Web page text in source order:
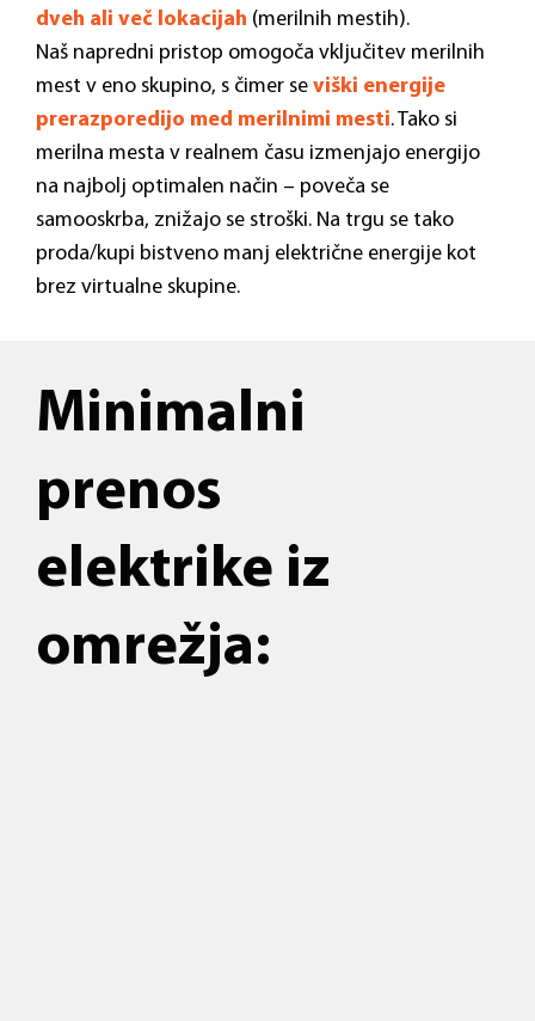
dveh ali več lokacijah (merilnih mestih).
Naš napredni pristop omogoča vključitev merilnih
mest v eno skupino, s čimer se viški energije
prerazporedijo med merilnimi mesti. Tako si
merilna mesta v realnem času izmenjajo energijo
na najbolj optimalen način – poveča se
samooskrba, znižajo se stroški. Na trgu se tako
proda/kupi bistveno manj električne energije kot
brez virtualne skupine.
Minimalni
prenos
elektrike iz
omrežja: